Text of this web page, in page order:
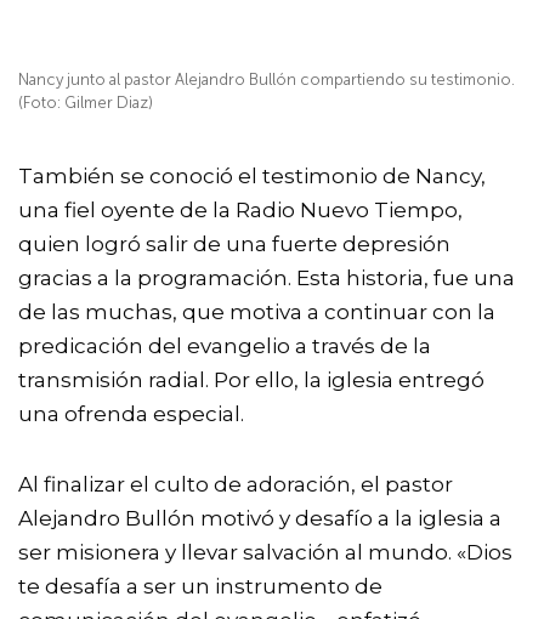
Nancy junto al pastor Alejandro Bullón compartiendo su testimonio.
(Foto: Gilmer Diaz)
También se conoció el testimonio de Nancy,
una fiel oyente de la Radio Nuevo Tiempo,
quien logró salir de una fuerte depresión
gracias a la programación. Esta historia, fue una
de las muchas, que motiva a continuar con la
predicación del evangelio a través de la
transmisión radial. Por ello, la iglesia entregó
una ofrenda especial.
Al finalizar el culto de adoración, el pastor
Alejandro Bullón motivó y desafío a la iglesia a
ser misionera y llevar salvación al mundo. «Dios
te desafía a ser un instrumento de